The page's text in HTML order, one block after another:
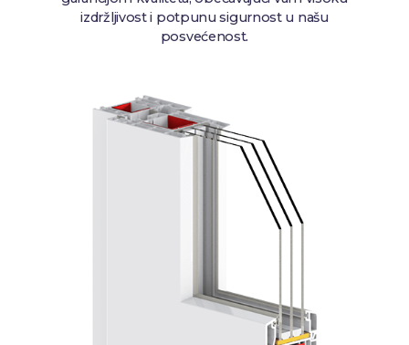
izdržljivost i potpunu sigurnost u našu
posvećenost.